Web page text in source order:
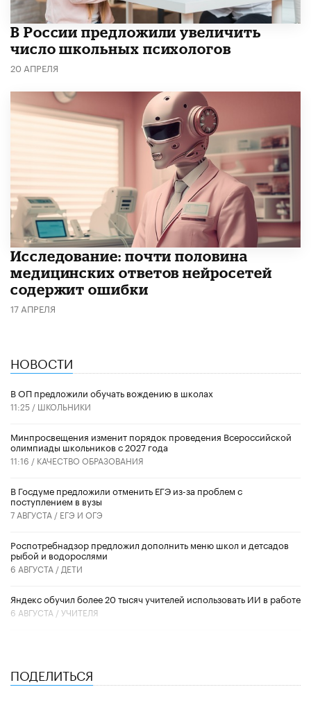
В России предложили увеличить
число школьных психологов
20 АПРЕЛЯ
Исследование: почти половина
медицинских ответов нейросетей
содержит ошибки
17 АПРЕЛЯ
НОВОСТИ
В ОП предложили обучать вождению в школах
11:25 / ШКОЛЬНИКИ
Минпросвещения изменит порядок проведения Всероссийской
олимпиады школьников с 2027 года
11:16 / КАЧЕСТВО ОБРАЗОВАНИЯ
В Госдуме предложили отменить ЕГЭ из-за проблем с
поступлением в вузы
7 АВГУСТА / ЕГЭ И ОГЭ
Роспотребнадзор предложил дополнить меню школ и детсадов
рыбой и водорослями
6 АВГУСТА / ДЕТИ
​Яндекс обучил более 20 тысяч учителей использовать ИИ в работе
6 АВГУСТА /УЧИТЕЛЯ
ПОДЕЛИТЬСЯ